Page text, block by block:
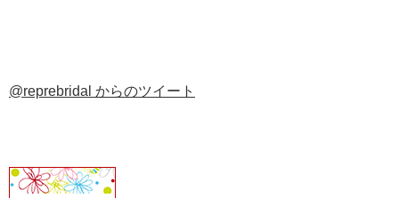
@reprebridal からのツイート